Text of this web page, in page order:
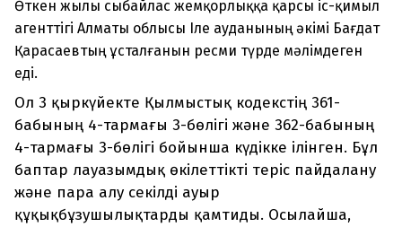
Өткен жылы сыбайлас жемқорлыққа қарсы іс-қимыл
агенттігі Алматы облысы Іле ауданының әкімі Бағдат
Қарасаевтың ұсталғанын ресми түрде мәлімдеген
еді.
Ол 3 қыркүйекте Қылмыстық кодекстің 361-
бабының 4-тармағы 3-бөлігі және 362-бабының
4-тармағы 3-бөлігі бойынша күдікке ілінген. Бұл
баптар лауазымдық өкілеттікті теріс пайдалану
және пара алу секілді ауыр
құқықбұзушылықтарды қамтиды. Осылайша,